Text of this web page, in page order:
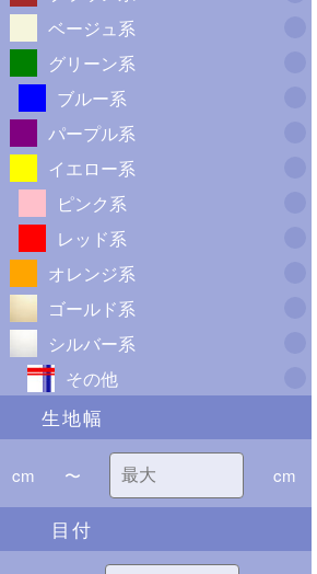
ベージュ系
グリーン系
ブルー系
パープル系
イエロー系
ピンク系
レッド系
オレンジ系
ゴールド系
シルバー系
その他
生地幅
cm 〜 cm
目付